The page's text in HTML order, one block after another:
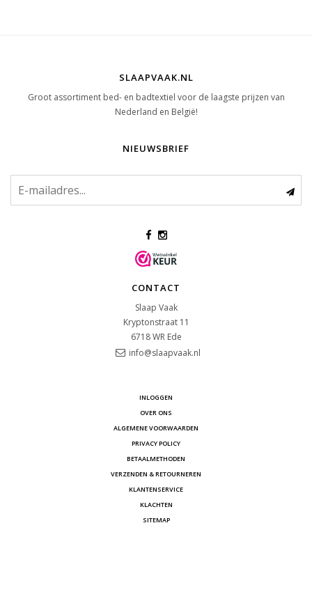
SLAAPVAAK.NL
Groot assortiment bed- en badtextiel voor de laagste prijzen van
Nederland en België!
NIEUWSBRIEF
CONTACT
Slaap Vaak
Kryptonstraat 11
6718 WR Ede
info@slaapvaak.nl
INLOGGEN
OVER ONS
ALGEMENE VOORWAARDEN
PRIVACY POLICY
BETAALMETHODEN
VERZENDEN & RETOURNEREN
KLANTENSERVICE
KLACHTEN
SITEMAP